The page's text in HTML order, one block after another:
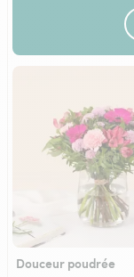
Douceur poudrée